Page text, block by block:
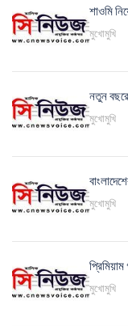
শাওমি
মুখোমুখি
নতুন
মুখোমুখি
মুখোমুখি
মুখোমুখি